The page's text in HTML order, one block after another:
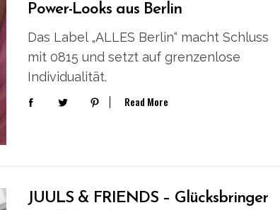
Power-Looks aus Berlin
Das Label „ALLES Berlin“ macht Schluss
mit 0815 und setzt auf grenzenlose
Individualität.
Read More
JUULS & FRIENDS – Glücksbringer